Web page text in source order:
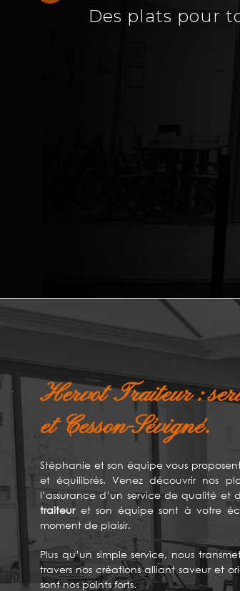
Hervot Traiteur :
et Cesson-Sévigné.
Stéphanie et son équipe vous
et équilibrés. Venez découvrir nos
l’assurance d’un service de qualité et
traiteuret son équipe sont à votre
moment de plaisir.
Plus qu’un simple service, nous
travers nos créations alliant saveur et
sont nos points forts.